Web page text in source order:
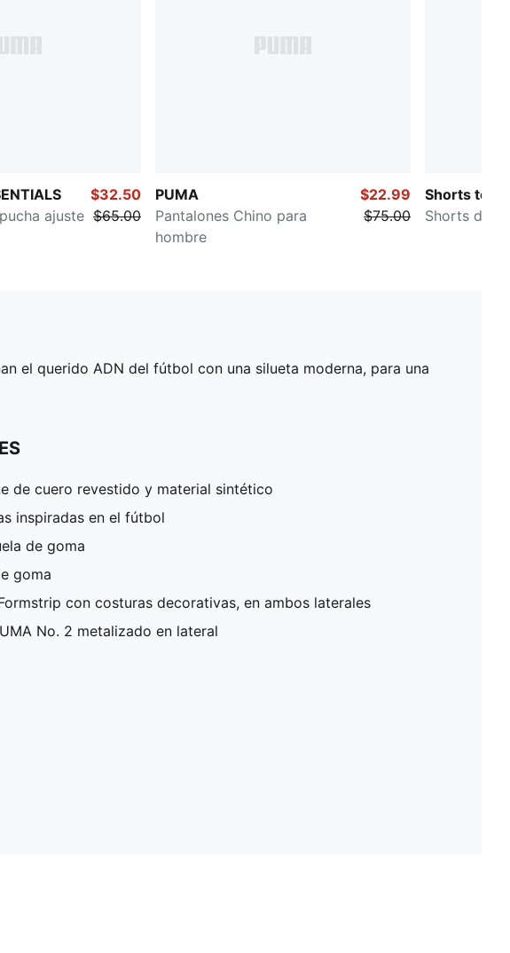
ajuste
$32.50
$65.00
PUMA
Pantalones Chino para
hombre
$22.99
$75.00
Shorts
Shorts de
el querido ADN del fútbol con una silueta moderna, para una
de cuero revestido y material sintético
inspiradas en el fútbol
de goma
goma
con costuras decorativas, en ambos laterales
No. 2 metalizado en lateral